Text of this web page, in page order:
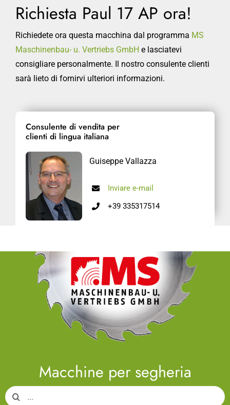
Richiesta Paul 17 AP ora!
Richiedete ora questa macchina dal programma MS
Maschinenbau- u. Vertriebs GmbH e lasciatevi
consigliare personalmente. Il nostro consulente clienti
sarà lieto di fornirvi ulteriori informazioni.
Consulente di vendita per
clienti di lingua italiana
Guiseppe Vallazza
Inviare e-mail
+39 335317514
Macchine per segheria
Search